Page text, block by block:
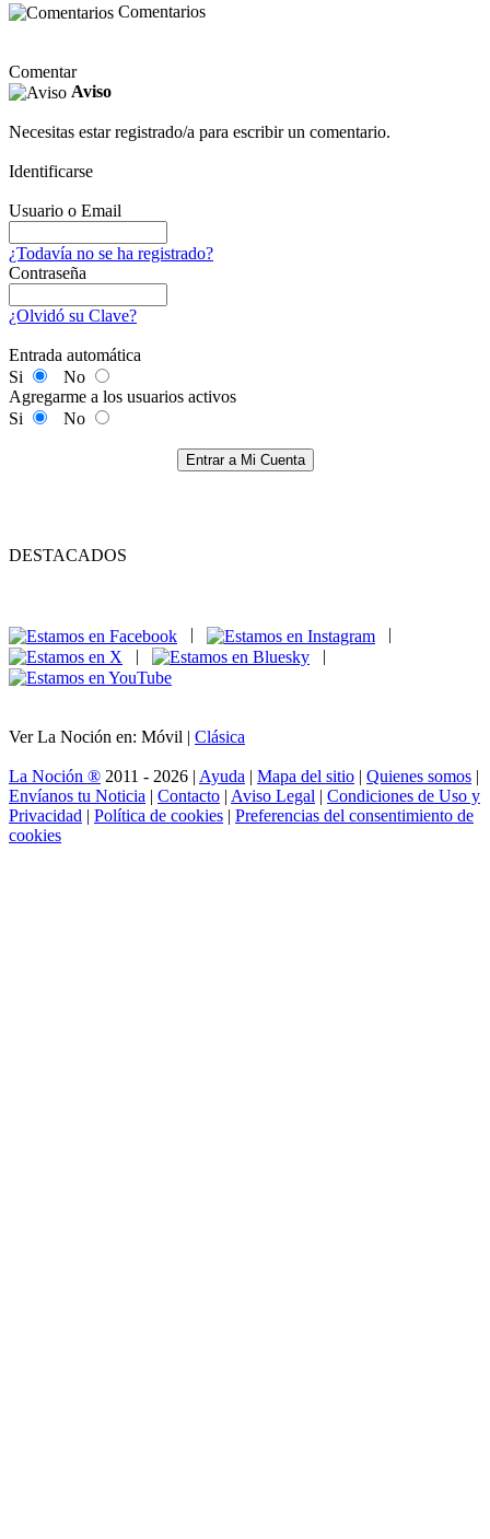
Comentarios
Comentar
Aviso
Necesitas estar registrado/a para escribir un comentario.
Identificarse
Usuario o Email
¿Todavía no se ha registrado?
Contraseña
¿Olvidó su Clave?
Entrada automática
Si
No
Agregarme a los usuarios activos
Si
No
Entrar a Mi Cuenta
DESTACADOS
|
|
Ver La Noción en: Móvil | Clásica
La Noción ® 2011 - 2026 | Ayuda | Mapa del sitio | Quienes somos |
Envíanos tu Noticia | Contacto | Aviso Legal | Condiciones de Uso y
Privacidad | Política de cookies | Preferencias del consentimiento de
cookies